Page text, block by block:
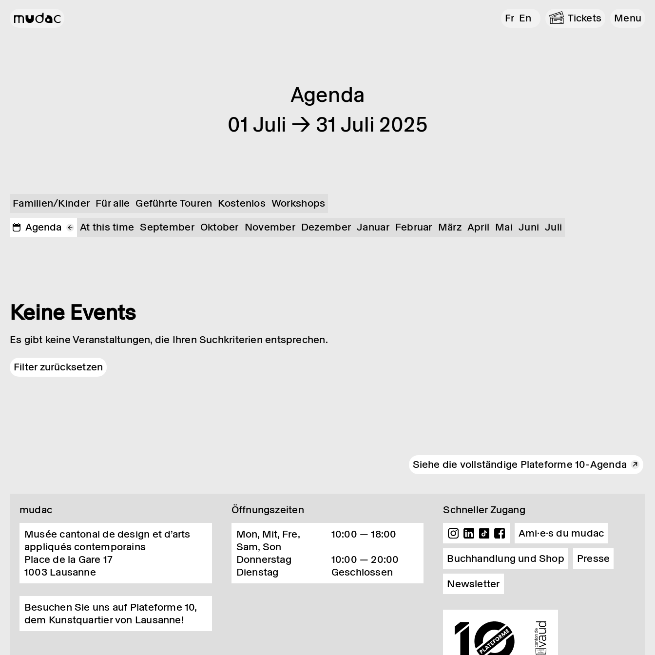
Fr En Tickets Menu
Agenda
01 Juli → 31 Juli 2025
Familien/Kinder Für alle Geführte Touren Kostenlos Workshops
Agenda
At this time September Oktober November Dezember Januar Februar März April Mai Juni Juli
Keine Events
Es gibt keine Veranstaltungen, die Ihren Suchkriterien entsprechen.
Filter zurücksetzen
Siehe die vollständige Plateforme 10-Agenda
mudac
Musée cantonal de design et d’arts
appliqués contemporains
Place de la Gare 17
1003 Lausanne
Besuchen Sie uns auf Plateforme 10,
dem Kunstquartier von Lausanne!
Öffnungszeiten
Mon, Mit, Fre,
Sam, Son
10:00 — 18:00
Donnerstag
10:00 — 20:00
Dienstag
Geschlossen
Schneller Zugang
Ami·e·s du mudac
Buchhandlung und Shop
Presse
Newsletter